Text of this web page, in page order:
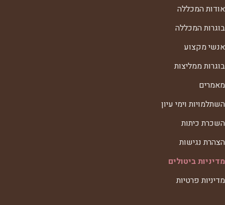
אודות המכללה
בוגרות המכללה
אנשי מקצוע
בוגרות ממליצות
מאמרים
השתלמויות וימי עיון
השכרת כיתות
הצהרת נגישות
מדיניות ביטולים
מדיניות פרטיות